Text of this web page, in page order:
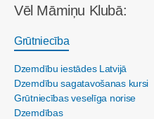
Vēl Māmiņu Klubā:
Grūtniecība
Dzemdību iestādes Latvijā
Dzemdību sagatavošanas kursi
Grūtniecības veselīga norise
Dzemdības